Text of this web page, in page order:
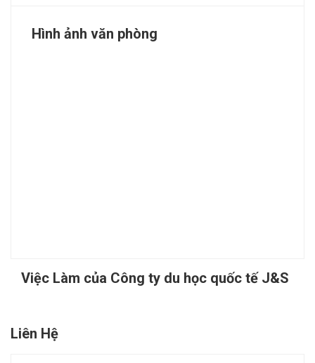
Hình ảnh văn phòng
Việc Làm của Công ty du học quốc tế J&S
Liên Hệ